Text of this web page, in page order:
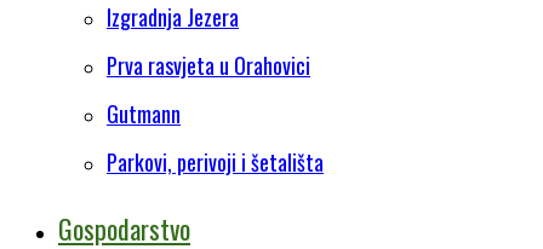
Izgradnja Jezera
Prva rasvjeta u Orahovici
Gutmann
Parkovi, perivoji i šetališta
Gospodarstvo